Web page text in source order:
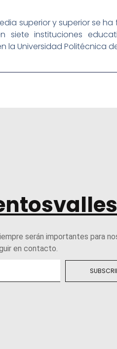
superior y superior se
siete instituciones
la Universidad Politécnica
serán importantes para
en contacto.